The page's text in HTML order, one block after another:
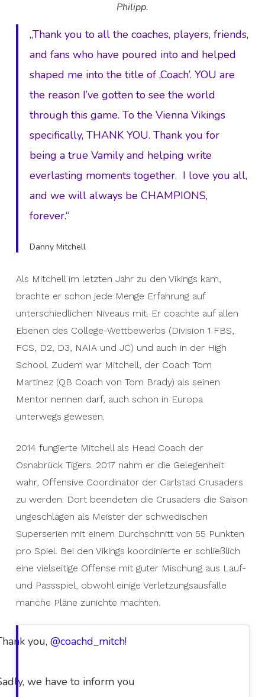
Philipp.
„Thank you to all the coaches, players, friends,
and fans who have poured into and helped
shaped me into the title of ‚Coach’. YOU are
the reason I’ve gotten to see the world
through this game. To the Vienna Vikings
specifically, THANK YOU. Thank you for
being a true Vamily and helping write
everlasting moments together. I love you all,
and we will always be CHAMPIONS,
forever.“
Danny Mitchell
Als Mitchell im letzten Jahr zu den Vikings kam,
brachte er schon jede Menge Erfahrung auf
unterschiedlichen Niveaus mit. Er coachte auf allen
Ebenen des College-Wettbewerbs (Division 1 FBS,
FCS, D2, D3, NAIA und JC) und auch in der High
School. Zudem war Mitchell, der Coach Tom
Martinez (QB Coach von Tom Brady) als seinen
Mentor nennen darf, auch schon in Europa
unterwegs gewesen.
2014 fungierte Mitchell als Head Coach der
Osnabrück Tigers. 2017 nahm er die Gelegenheit
wahr, Offensive Coordinator der Carlstad Crusaders
zu werden. Dort beendeten die Crusaders die Saison
ungeschlagen als Meister der schwedischen
Superserien mit einem Durchschnitt von 55 Punkten
pro Spiel. Bei den Vikings koordinierte er schließlich
eine vielseitige Offense mit guter Mischung aus Lauf-
und Passspiel, obwohl einige Verletzungsausfälle
manche Pläne zunichte machten.
you, @coachd_mitch!
we have to inform you